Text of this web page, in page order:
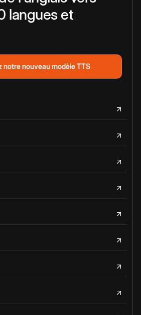
langues et
notre nouveau modèle TTS